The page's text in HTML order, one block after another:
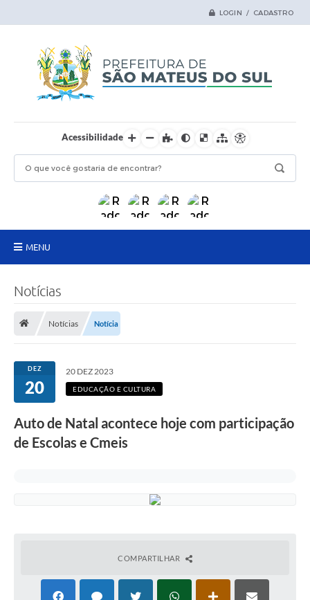
LOGIN / CADASTRO
Acessibilidade
MENU
Transparência
Secretarias
Ouvidoria
PSS Unificado 2025
Notícias
Notícias Notícia
DEZ
20
20 DEZ 2023
EDUCAÇÃO E CULTURA
Auto de Natal acontece hoje com participação
de Escolas e Cmeis
COMPARTILHAR